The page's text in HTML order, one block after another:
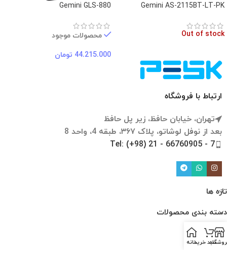
Gemini AS-2115BT-LT-PK
Out of stock
Gemini GLS-880
محصولات موجود
44.215.000 تومان
ارتباط با فروشگاه
تهران، خیابان حافظ، زیر پل حافظ
بعد از نوفل لوشاتو، پلاک ۳۶۷، طبقه 4، واحد 8
Tel: (+98) 21 - 66760905 - 7
تازه ها
دسته بندی محصولات
لینک ها
سبد خریدخانه